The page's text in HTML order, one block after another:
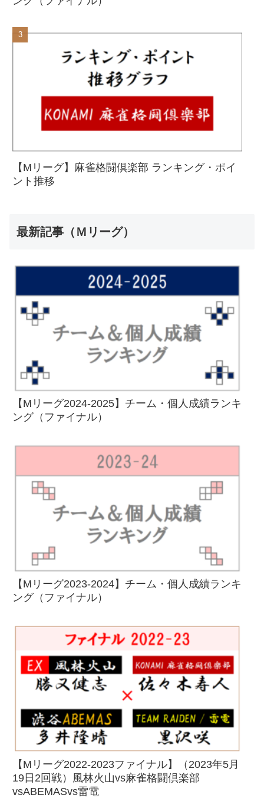
【Mリーグ】麻雀格闘倶楽部 ランキング・ポイ
ント推移
最新記事（Ｍリーグ）
【Mリーグ2024-2025】チーム・個人成績ランキ
ング（ファイナル）
【Mリーグ2023-2024】チーム・個人成績ランキ
ング（ファイナル）
【Mリーグ2022-2023ファイナル】（2023年5月
19日2回戦）風林火山vs麻雀格闘倶楽部
vsABEMASvs雷電